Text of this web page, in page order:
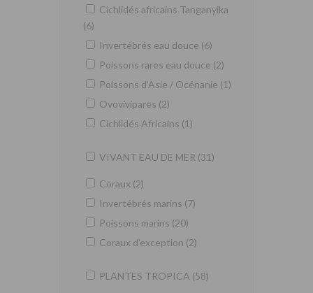
Cichlidés africains Tanganyika
(6)
Invertébrés eau douce (6)
Poissons rares eau douce (2)
Poissons d'Asie / Océnanie (1)
Ovovivipares (2)
Cichlidés Africains (1)
VIVANT EAU DE MER (31)
Coraux (2)
Invertébrés marins (7)
Poissons marins (20)
Coraux d'exception (2)
PLANTES TROPICA (58)